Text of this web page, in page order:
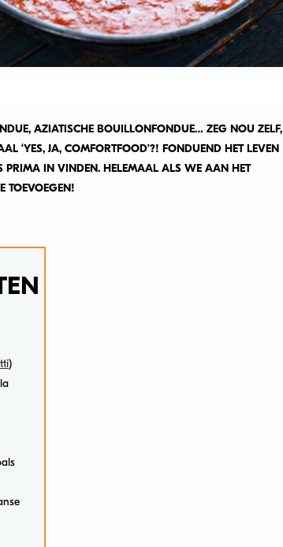
AZIATISCHE BOUILLONFONDUE… ZEG NOU ZELF,
‘YES, JA, COMFORTFOOD’?! FONDUEND HET LEVEN
IN VINDEN. HELEMAAL ALS WE AAN HET
TOEVOEGEN!
)